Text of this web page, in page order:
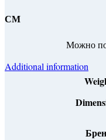
СМ
Можно
Additional information